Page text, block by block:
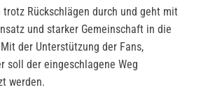
trotz Rückschlägen durch und geht mit
und starker Gemeinschaft in die
der Unterstützung der Fans,
soll der eingeschlagene Weg
werden.